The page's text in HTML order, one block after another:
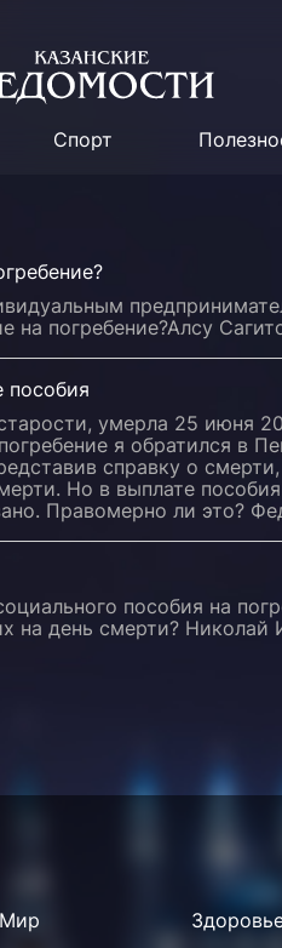
Спорт
на погребение?Алсу
пособия
умерла 25 июня
я обратился в
справку о
Но в выплате
Правомерно ли это?
пособия на
на день смерти? Николай